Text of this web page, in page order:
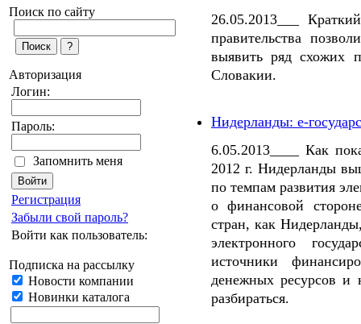
Поиск по сайту
Авторизация
Логин:
Пароль:
Запомнить меня
Регистрация
Забыли свой пароль?
Войти как пользователь:
Подписка на рассылку
Новости компании
Новинки каталога
26.05.2013___
правительства
выявить ряд схожих
Словакии.
Нидерланды: е-
6.05.2013____ Как
2012 г. Нидерланды
по темпам развития
о финансовой
стран, как
электронного
источники
денежных ресурсов и
разбираться.